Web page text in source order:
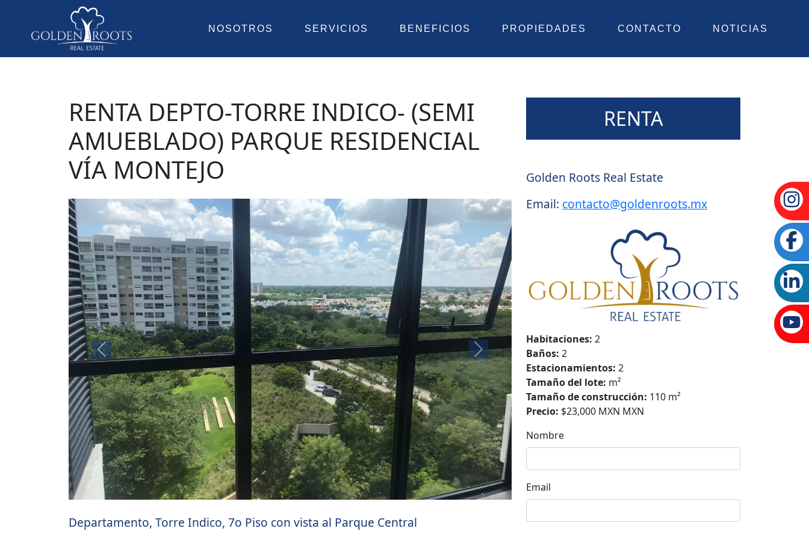
NOSOTROS SERVICIOS BENEFICIOS PROPIEDADES CONTACTO NOTICIAS
RENTA DEPTO-TORRE INDICO- (SEMI
AMUEBLADO) PARQUE RESIDENCIAL
VÍA MONTEJO
Previous Next
Departamento, Torre Indico, 7o Piso con vista al Parque Central
RENTA
Golden Roots Real Estate
Email: contacto@goldenroots.mx
Habitaciones: 2
Baños: 2
Estacionamientos: 2
Tamaño del lote: m²
Tamaño de construcción: 110 m²
Precio: $23,000 MXN MXN
Nombre
Email